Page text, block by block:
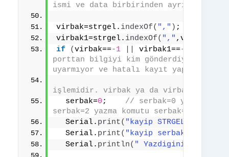
ismi ve data birbirinden ayrılır.
virbak=strgel. indexOf( "," ) ;
virbak1=strgel. indexOf( "," ,virbak+
if
(virbak==-1 virbak1==-1
porttan bilgiyi kim gönderdiyse uyarır.
uyarmıyor ve hatalı kayıt yapar.
işlemidir. virbak ya da virbak1=-1
  serbak=
0 ; // serbak=0
serbak=2 yazma komutu serbak=3 okuma
  Serial.
print( "kayip STRGEL : "
  Serial.
print( "kayip serbak "
  Serial.
println( " Yazdiginiz